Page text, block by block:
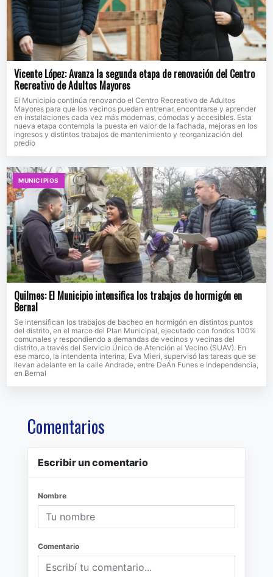
Vicente López: Avanza la segunda etapa de renovación del Centro
Recreativo de Adultos Mayores
El Municipio continúa renovando el Centro Recreativo de Adultos
Mayores para que los vecinos puedan entrenar, encontrarse y aprender
en instalaciones cada vez más modernas, cómodas y accesibles. Esta
nueva etapa contempla la puesta en valor de la fachada, mejoras en los
ingresos y distintos trabajos de mantenimiento y reorganización del
predio
MUNICIPIOS
Quilmes: El Municipio intensifica los trabajos de hormigón en
Bernal
Se intensifican los trabajos de bacheo en hormigón en distintos puntos
del distrito, en el marco del Plan Municipal, ejecutado con fondos 100%
comunales y respondiendo a demandas de vecinos y vecinas del
distrito, a través del Servicio Único de Atención al Vecino (SUAV). En
ese marco, la intendenta interina, Eva Mieri, supervisó las tareas que se
llevan adelante en la calle Andrade, entre DeÁn Funes e Independencia,
en Bernal
Comentarios
Escribir un comentario
Nombre
Comentario